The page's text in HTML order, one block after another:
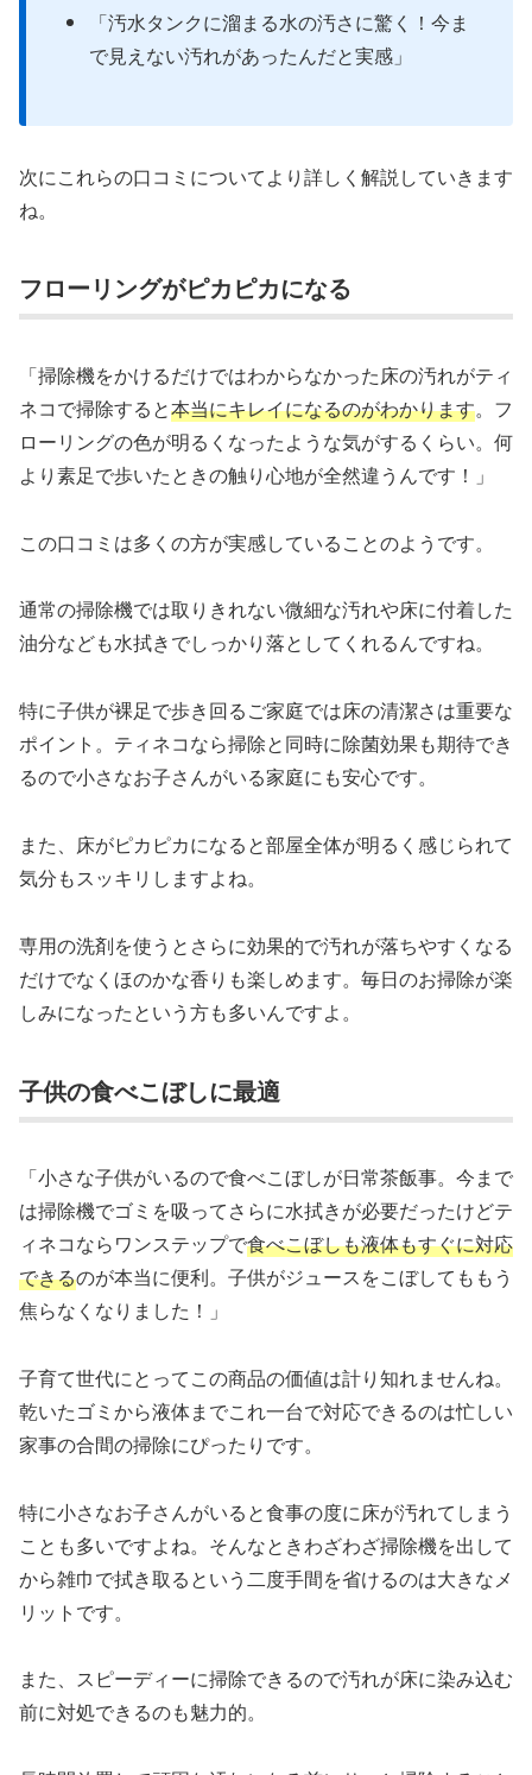
「汚水タンクに溜まる水の汚さに驚く！今ま
で見えない汚れがあったんだと実感」
次にこれらの口コミについてより詳しく解説していきます
ね。
フローリングがピカピカになる
「掃除機をかけるだけではわからなかった床の汚れがティ
ネコで掃除すると本当にキレイになるのがわかります。フ
ローリングの色が明るくなったような気がするくらい。何
より素足で歩いたときの触り心地が全然違うんです！」
この口コミは多くの方が実感していることのようです。
通常の掃除機では取りきれない微細な汚れや床に付着した
油分なども水拭きでしっかり落としてくれるんですね。
特に子供が裸足で歩き回るご家庭では床の清潔さは重要な
ポイント。ティネコなら掃除と同時に除菌効果も期待でき
るので小さなお子さんがいる家庭にも安心です。
また、床がピカピカになると部屋全体が明るく感じられて
気分もスッキリしますよね。
専用の洗剤を使うとさらに効果的で汚れが落ちやすくなる
だけでなくほのかな香りも楽しめます。毎日のお掃除が楽
しみになったという方も多いんですよ。
子供の食べこぼしに最適
「小さな子供がいるので食べこぼしが日常茶飯事。今まで
は掃除機でゴミを吸ってさらに水拭きが必要だったけどテ
ィネコならワンステップで食べこぼしも液体もすぐに対応
できるのが本当に便利。子供がジュースをこぼしてももう
焦らなくなりました！」
子育て世代にとってこの商品の価値は計り知れませんね。
乾いたゴミから液体までこれ一台で対応できるのは忙しい
家事の合間の掃除にぴったりです。
特に小さなお子さんがいると食事の度に床が汚れてしまう
ことも多いですよね。そんなときわざわざ掃除機を出して
から雑巾で拭き取るという二度手間を省けるのは大きなメ
リットです。
また、スピーディーに掃除できるので汚れが床に染み込む
前に対処できるのも魅力的。